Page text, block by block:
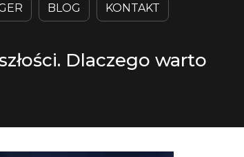
BLOG KONTAKT
Dlaczego warto